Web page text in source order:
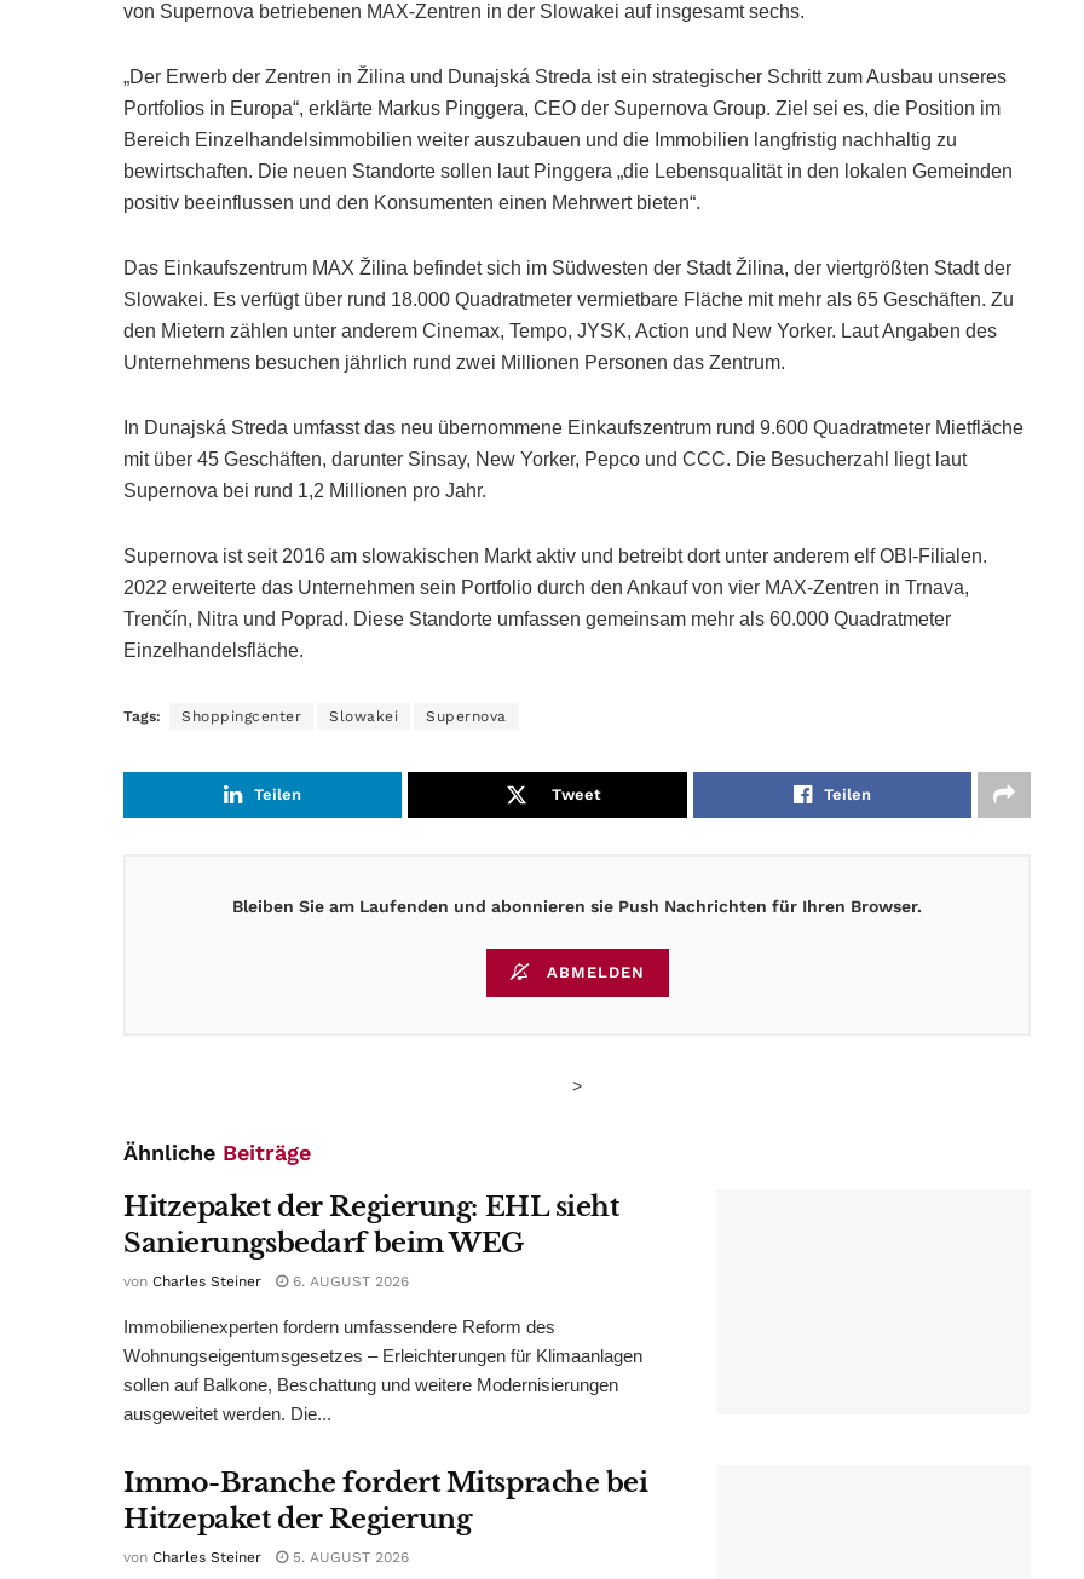
von Supernova betriebenen MAX-Zentren in der Slowakei auf insgesamt sechs.
„Der Erwerb der Zentren in Žilina und Dunajská Streda ist ein strategischer Schritt zum Ausbau unseres
Portfolios in Europa“, erklärte Markus Pinggera, CEO der Supernova Group. Ziel sei es, die Position im
Bereich Einzelhandelsimmobilien weiter auszubauen und die Immobilien langfristig nachhaltig zu
bewirtschaften. Die neuen Standorte sollen laut Pinggera „die Lebensqualität in den lokalen Gemeinden
positiv beeinflussen und den Konsumenten einen Mehrwert bieten“.
Das Einkaufszentrum MAX Žilina befindet sich im Südwesten der Stadt Žilina, der viertgrößten Stadt der
Slowakei. Es verfügt über rund 18.000 Quadratmeter vermietbare Fläche mit mehr als 65 Geschäften. Zu
den Mietern zählen unter anderem Cinemax, Tempo, JYSK, Action und New Yorker. Laut Angaben des
Unternehmens besuchen jährlich rund zwei Millionen Personen das Zentrum.
In Dunajská Streda umfasst das neu übernommene Einkaufszentrum rund 9.600 Quadratmeter Mietfläche
mit über 45 Geschäften, darunter Sinsay, New Yorker, Pepco und CCC. Die Besucherzahl liegt laut
Supernova bei rund 1,2 Millionen pro Jahr.
Supernova ist seit 2016 am slowakischen Markt aktiv und betreibt dort unter anderem elf OBI-Filialen.
2022 erweiterte das Unternehmen sein Portfolio durch den Ankauf von vier MAX-Zentren in Trnava,
Trenčín, Nitra und Poprad. Diese Standorte umfassen gemeinsam mehr als 60.000 Quadratmeter
Einzelhandelsfläche.
Tags: Shoppingcenter Slowakei Supernova
Teilen Tweet Teilen
Bleiben Sie am Laufenden und abonnieren sie Push Nachrichten für Ihren Browser.
ABMELDEN
>
Ähnliche Beiträge
Hitzepaket der Regierung: EHL sieht
Sanierungsbedarf beim WEG
von Charles Steiner 6. AUGUST 2026
Immobilienexperten fordern umfassendere Reform des
Wohnungseigentumsgesetzes – Erleichterungen für Klimaanlagen
sollen auf Balkone, Beschattung und weitere Modernisierungen
ausgeweitet werden. Die...
Immo-Branche fordert Mitsprache bei
Hitzepaket der Regierung
von Charles Steiner 5. AUGUST 2026